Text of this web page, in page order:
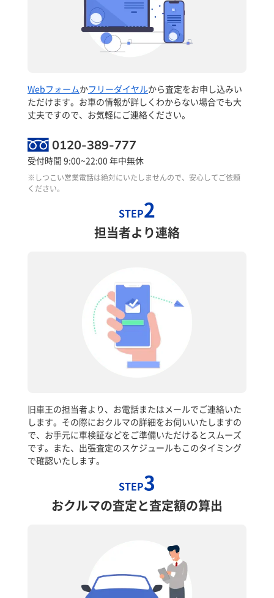
Webフォームかフリーダイヤルから査定をお申し込みい
ただけます。お車の情報が詳しくわからない場合でも大
丈夫ですので、お気軽にご連絡ください。
0120-389-777
受付時間 9:00~22:00 年中無休
※しつこい営業電話は絶対にいたしませんので、安心してご依頼
ください。
STEP2
担当者より連絡
旧車王の担当者より、お電話またはメールでご連絡いた
します。その際におクルマの詳細をお伺いいたしますの
で、お手元に車検証などをご準備いただけるとスムーズ
です。また、出張査定のスケジュールもこのタイミング
で確認いたします。
STEP3
おクルマの査定と査定額の算出